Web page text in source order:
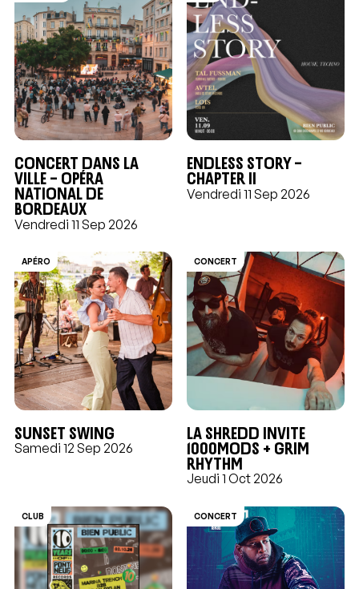
Concert dans la
ville – Opéra
National de
Bordeaux
Vendredi 11 Sep 2026
ENDLESS STORY –
CHAPTER II
Vendredi 11 Sep 2026
APÉRO
Sunset swing
Samedi 12 Sep 2026
CONCERT
LA SHREDD INVITE
1000MODS + GRIM
RHYTHM
Jeudi 1 Oct 2026
CLUB CONCERT